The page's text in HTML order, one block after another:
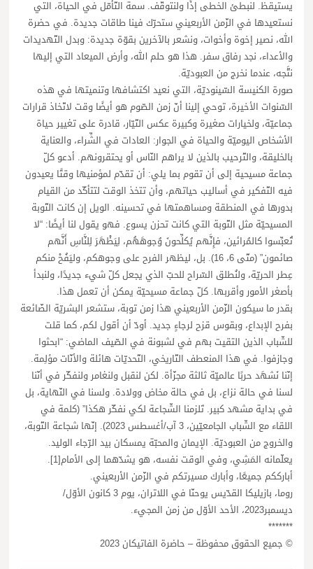
يستيقظ. لنبطئ الخطى إذًا ولنتوقّف. سمة التّأمّل في الحياة، التي
نستعيدها في الزّمن الأربعيني ستحرّك فينا طاقات جديدة. في حضرة
الله، نصير إخوة وأخوات، ونشعر بالآخرين بقوّة جديدة: وبدل التّهديدات
والأعداء، نجد رفاق سفر. هذا هو حلم الله، وأرض الميعاد التي إليها
نتَّجه، عندما نخرج من العبوديّة.
صورة الكنيسة السّينوديّة، التي نعيد اكتشافها وتنميتها في هذه
السّنوات الأخيرة، توحي إلينا أنّ زمن الصّوم هو أيضًا وقت لاتّخاذ قرارات
جماعيّة، ولخيارات صغيرة وكبيرة عكس التّيّار، قادرة على تغيير حياة
الأشخاص اليوميّة والحياة في الجوار: العادات في الشِّراء، والعناية
بالخليقة، والتّرحيب بالذين لا يراهم النّاس أو يحتقرونهم. أدعو كلّ
جماعة مسيحية إلى أن تقوم بما يلي: أن تقدّم لمؤمنيها وقتًا يعيدون
فيه التّفكير في أساليب حياتهم، وأن تتخذ الوقت لتتأكّد من القيام
بدورها في المنطقة ومساهمتها في تحسينه. الويل إن كانت التّوبة
المسيحيّة مثل التّوبة التي كانت تحزن يسوع. فهو يقول لنا أيضًا: “لا
تُعبِّسوا كالمُرائين، فإِنَّهم يُكلِّحونَ وُجوهَهُم، لِيَظْهَرَ لِلنَّاسِ أَنَّهم
صائمون” (متّى 6، 16). بل، ليظهر الفرح على وجوهكم، وليَفُحْ منكم
عِطر الحريّة، ولنُطلق السّراح للحبّ الذي يجعل كلّ شيء جديدًا، ولنبدأ
بأصغر الأمور وأقربها. كلّ جماعة مسيحيّة يمكن أن تعمل هذا.
بقدر ما سيكون الزّمن الأربعيني هذا زمن توبة، ستشعر البشريّة الضّائعة
بفرح الإبداع، وبقوس قزح لرجاءٍ جديد. أودّ أن أقول لكم، كما قلت
للشّباب الذين التقيت بهم في لشبونة في الصّيف الماضي: “ابحثوا
وجازفوا. في هذا المنعطف التّاريخي، التّحديّات هائلة والأنّات مؤلِمة.
إنّنا نَشهَد حربًا عالميّة ثالثة مجزّأة. لكن لنقبل ولنغامر ولنفكّر في أنّنا
لسنا في حالة نزاع، بل في حالة مخاض وولادة. ولسنا في النّهاية، بل
في بداية مشهد كبير. تَلزمنا الشّجاعة لكي نفكّر هكذا” (كلمة في
اللقاء مع الشّباب الجامعيّين، 3 آب/أغسطس 2023). إنّها شجاعة التّوبة،
والخروج من العبوديّة. الإيمان والمحبّة يمسكان بيد الرّجاء الوليد.
يعلّمانه المَشِي، وفي الوقت نفسه، هو يشدّهما إلى الأمام[1].
أبارككم جميعًا، وأبارك مسيرتكم في الزّمن الأربعيني.
روما، بازيليكا القدّيس يوحنّا في اللاتران، يوم 3 كانون الأوّل/
ديسمبر2023، الأحد الأوّل من زمن المجيء.
*******
© جميع الحقوق محفوظة – حاضرة الفاتيكان 2023